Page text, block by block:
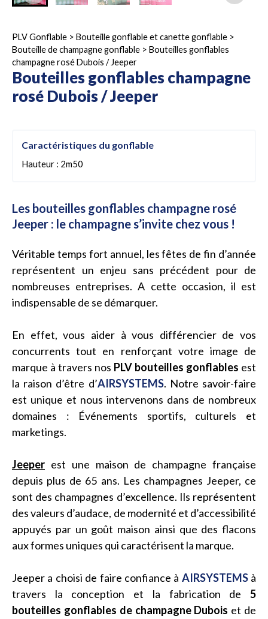
PLV Gonflable > Bouteille gonflable et canette gonflable >
Bouteille de champagne gonflable > Bouteilles gonflables
champagne rosé Dubois / Jeeper
Bouteilles gonflables champagne
rosé Dubois / Jeeper
Caractéristiques du gonflable
Hauteur : 2m50
Les bouteilles gonflables champagne rosé
Jeeper : le champagne s’invite chez vous !
Véritable temps fort annuel, les fêtes de fin d’année
représentent un enjeu sans précédent pour de
nombreuses entreprises. A cette occasion, il est
indispensable de se démarquer.
En effet, vous aider à vous différencier de vos
concurrents tout en renforçant votre image de
marque à travers nos PLV bouteilles gonflables est
la raison d’être d’AIRSYSTEMS. Notre savoir-faire
est unique et nous intervenons dans de nombreux
domaines : Événements sportifs, culturels et
marketings.
Jeeper est une maison de champagne française
depuis plus de 65 ans. Les champagnes Jeeper, ce
sont des champagnes d’excellence. Ils représentent
des valeurs d’audace, de modernité et d’accessibilité
appuyés par un goût maison ainsi que des flacons
aux formes uniques qui caractérisent la marque.
Jeeper a choisi de faire confiance à AIRSYSTEMSà
travers la conception et la fabrication de 5
bouteilles gonflables de champagne Dubois et de